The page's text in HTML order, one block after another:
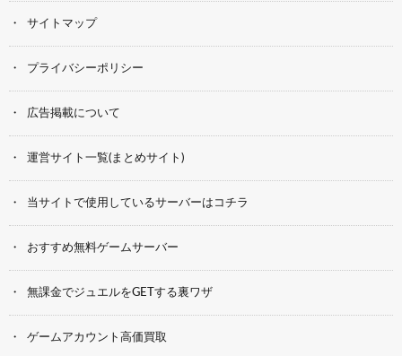
サイトマップ
プライバシーポリシー
広告掲載について
運営サイト一覧(まとめサイト)
当サイトで使用しているサーバーはコチラ
おすすめ無料ゲームサーバー
無課金でジュエルをGETする裏ワザ
ゲームアカウント高価買取